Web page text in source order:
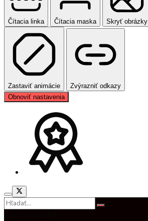
Čítacia linka Čítacia maska Skryť obrázky
Zastaviť animácie
Zvýrazniť odkazy
Obnoviť nastavenia